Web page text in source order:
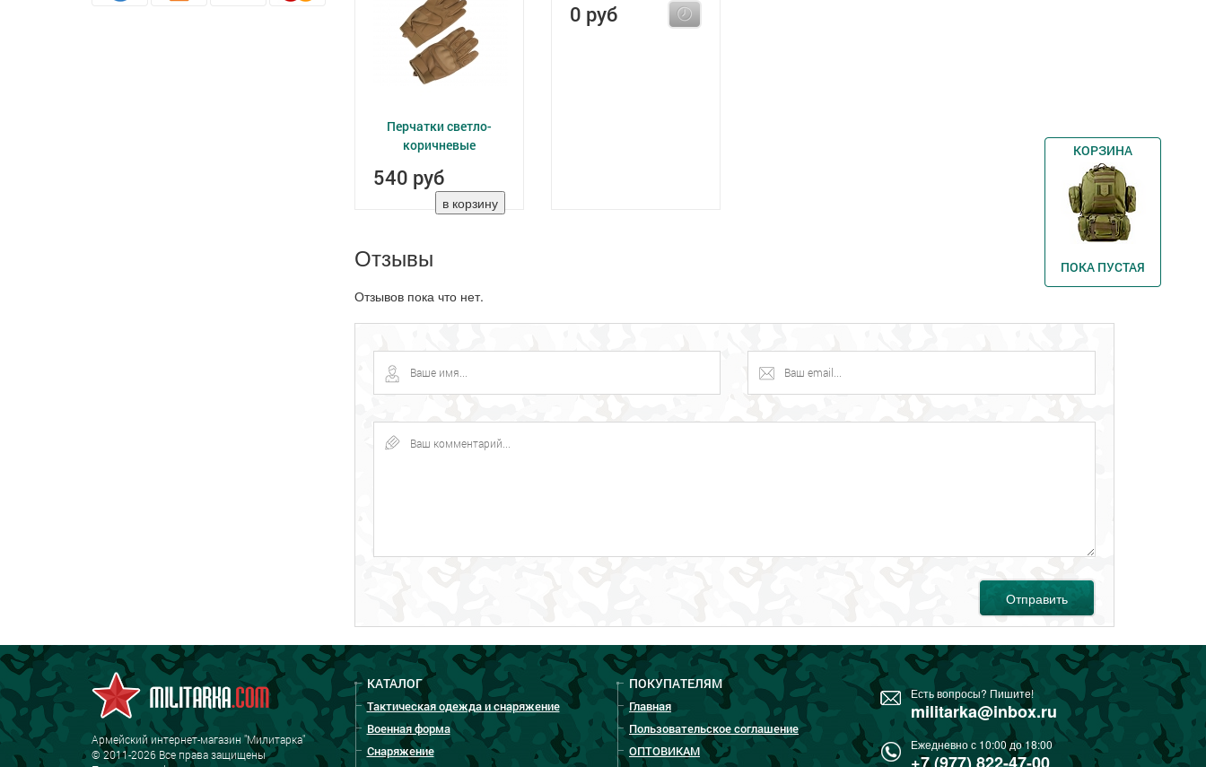
Перчатки светло-
коричневые
540 руб
0 руб
Отзывы
Отзывов пока что нет.
Отправить
Есть вопросы? Пишите!
militarka@inbox.ru
Ежедневно с 10:00 до 18:00
КАТАЛОГ
Тактическая одежда и снаряжение
Военная форма
Снаряжение
ПОКУПАТЕЛЯМ
Главная
Пользовательское соглашение
ОПТОВИКАМ
Армейский интернет-магазин "Милитарка"
© 2011-2026 Все права защищены
КОРЗИНА
ПОКА ПУСТАЯ